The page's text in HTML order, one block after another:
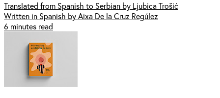
Translated from Spanish to Serbian by Ljubica Trošić
Written in Spanish by Aixa De la Cruz Regúlez
6 minutes read